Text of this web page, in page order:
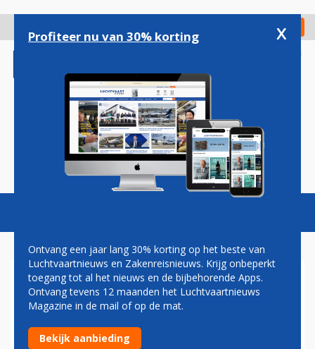
gaan
Check in
Magazine Podcasts Vacatures
MEER PASSAGIERS MAKEN
GEBRUIK VAN SCHIPHOL IN
NOVEMBER
Profiteer nu van 30% korting x
Ontvang een jaar lang 30% korting op het beste van
Luchtvaartnieuws en Zakenreisnieuws. Krijg onbeperkt
toegang tot al het nieuws en de bijbehorende Apps.
Ontvang tevens 12 maanden het Luchtvaartnieuws
Magazine in de mail of op de mat.
Bekijk aanbieding